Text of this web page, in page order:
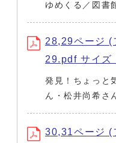
ゆめくる／図書
28,29ページ (
29.pdf サイズ
発見！ちょっと
ん・松井尚希さ
30,31ページ (